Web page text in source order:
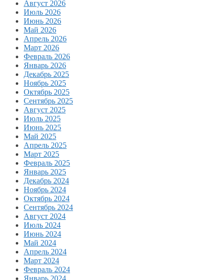
Август 2026
Июль 2026
Июнь 2026
Май 2026
Апрель 2026
Март 2026
Февраль 2026
Январь 2026
Декабрь 2025
Ноябрь 2025
Октябрь 2025
Сентябрь 2025
Август 2025
Июль 2025
Июнь 2025
Май 2025
Апрель 2025
Март 2025
Февраль 2025
Январь 2025
Декабрь 2024
Ноябрь 2024
Октябрь 2024
Сентябрь 2024
Август 2024
Июль 2024
Июнь 2024
Май 2024
Апрель 2024
Март 2024
Февраль 2024
Январь 2024